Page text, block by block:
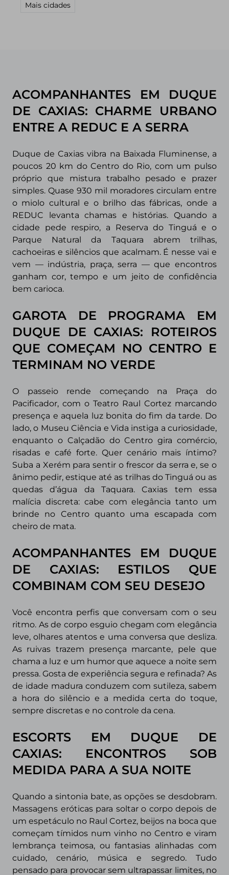
Mais cidades
ACOMPANHANTES EM DUQUE
DE CAXIAS: CHARME URBANO
ENTRE A REDUC E A SERRA
Duque de Caxias vibra na Baixada Fluminense, a
poucos 20 km do Centro do Rio, com um pulso
próprio que mistura trabalho pesado e prazer
simples. Quase 930 mil moradores circulam entre
o miolo cultural e o brilho das fábricas, onde a
REDUC levanta chamas e histórias. Quando a
cidade pede respiro, a Reserva do Tinguá e o
Parque Natural da Taquara abrem trilhas,
cachoeiras e silêncios que acalmam. É nesse vai e
vem — indústria, praça, serra — que encontros
ganham cor, tempo e um jeito de confidência
bem carioca.
GAROTA DE PROGRAMA EM
DUQUE DE CAXIAS: ROTEIROS
QUE COMEÇAM NO CENTRO E
TERMINAM NO VERDE
O passeio rende começando na Praça do
Pacificador, com o Teatro Raul Cortez marcando
presença e aquela luz bonita do fim da tarde. Do
lado, o Museu Ciência e Vida instiga a curiosidade,
enquanto o Calçadão do Centro gira comércio,
risadas e café forte. Quer cenário mais íntimo?
Suba a Xerém para sentir o frescor da serra e, se o
ânimo pedir, estique até as trilhas do Tinguá ou as
quedas d’água da Taquara. Caxias tem essa
malícia discreta: cabe com elegância tanto um
brinde no Centro quanto uma escapada com
cheiro de mata.
ACOMPANHANTES EM DUQUE
DE CAXIAS: ESTILOS QUE
COMBINAM COM SEU DESEJO
Você encontra perfis que conversam com o seu
ritmo. As de corpo esguio chegam com elegância
leve, olhares atentos e uma conversa que desliza.
As ruivas trazem presença marcante, pele que
chama a luz e um humor que aquece a noite sem
pressa. Gosta de experiência segura e refinada? As
de idade madura conduzem com sutileza, sabem
a hora do silêncio e a medida certa do toque,
sempre discretas e no controle da cena.
ESCORTS EM DUQUE DE
CAXIAS: ENCONTROS SOB
MEDIDA PARA A SUA NOITE
Quando a sintonia bate, as opções se desdobram.
Massagens eróticas para soltar o corpo depois de
um espetáculo no Raul Cortez, beijos na boca que
começam tímidos num vinho no Centro e viram
lembrança teimosa, ou fantasias alinhadas com
cuidado, cenário, música e segredo. Tudo
pensado para provocar sem ultrapassar limites, no